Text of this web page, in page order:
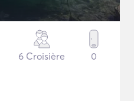
6 Croisière 0